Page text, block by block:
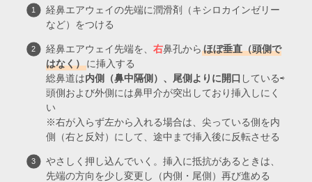
経鼻エアウェイの先端に潤滑剤（キシロカインゼリー
など）をつける
経鼻エアウェイ先端を、右鼻孔からほぼ垂直（頭側で
はなく）に挿入する
総鼻道は内側（鼻中隔側）、尾側よりに開口 している⇨
頭側および外側には鼻甲介が突出しており挿入しにく
い
※右が入らず左から入れる場合は、尖っている側を内
側（右と反対）にして、途中まで挿入後に反転させる
やさしく押し込んでいく。挿入に抵抗があるときは、
先端の方向を少し変更し（内側・尾側）再び進める